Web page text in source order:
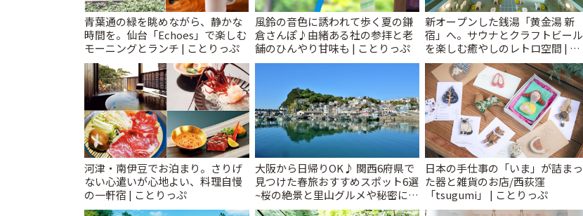
青葉通の緑を眺めながら、静かな
時間を。仙台「Echoes」で楽しむ
モーニングとランチ | ことりっぷ
風鈴の音色に誘われて歩く夏の鎌
倉さんぽ♪由緒ある社の参拝と老
舗のひんやり甘味も | ことりっぷ
新オープンした銭湯「黄金湯 新
宿」へ。サウナとクラフトビール
を楽しむ癒やしのレトロ空間 | こ
とりっぷ
河津・南伊豆でお泊まり。さりげ
ない心遣いが心地よい、料理自慢
の一軒宿 | ことりっぷ
大阪から日帰りOK♪ 関西6府県で
見つけた春旅おすすめスポット6選
~桜の絶景と里山グルメや秘密にし
たい穴場まで~ | ことりっぷ
日本の手仕事の「いま」が詰まっ
た器と雑貨のお店/西荻窪
「tsugumi」 | ことりっぷ